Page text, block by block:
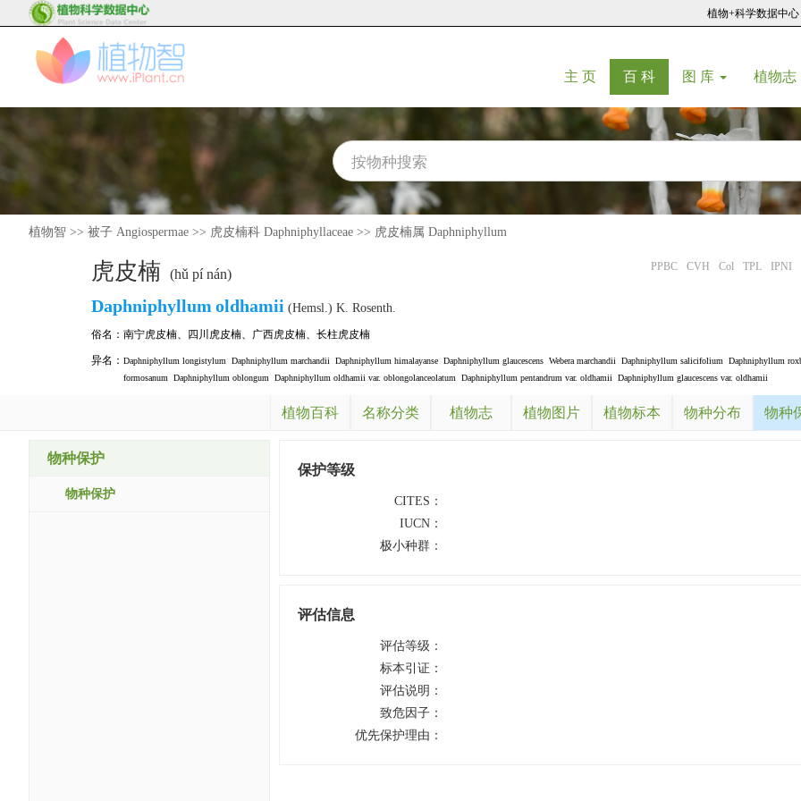
植物+科学数据中心
主 页(current)
百 科(current)
图 库 植物志
植物智 >> 被子 Angiospermae >> 虎皮楠科 Daphniphyllaceae >> 虎皮楠属 Daphniphyllum
虎皮楠 (hǔ pí nán) PPBC CVH Col TPL IPNI
Daphniphyllum oldhamii (Hemsl.) K. Rosenth.
俗名： 南宁虎皮楠、 四川虎皮楠、 广西虎皮楠、 长柱虎皮楠
异名： Daphniphyllum longistylum Daphniphyllum marchandii Daphniphyllum himalayanse Daphniphyllum glaucescens Webera marchandii Daphniphyllum salicifolium
Daphniphyllum
formosanum
Daphniphyllum oblongum Daphniphyllum oldhamii var. oblongolanceolatum Daphniphyllum pentandrum var. oldhamii Daphniphyllum glaucescens var. oldhamii
植物百科 名称分类 植物志 植物图片 植物标本 物种分布 物种
物种保护
物种保护
保护等级
CITES：
IUCN：
极小种群：
评估信息
评估等级：
标本引证：
评估说明：
致危因子：
优先保护理由：